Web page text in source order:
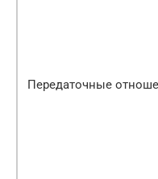
Передаточные